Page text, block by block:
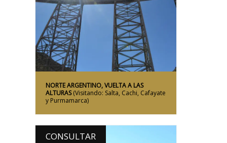
Más Información
NORTE ARGENTINO, VUELTA A LAS
ALTURAS(Visitando: Salta, Cachi, Cafayate
y Purmamarca)
CONSULTAR